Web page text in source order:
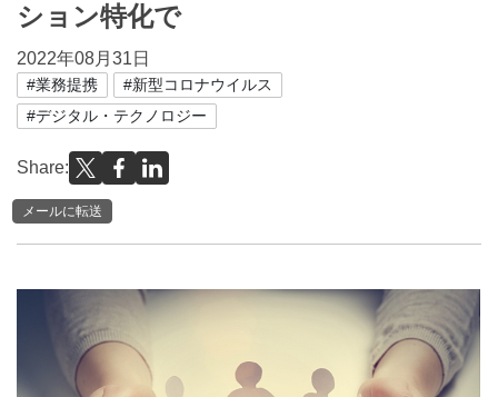
ション特化で
2022年08月31日
#業務提携
#新型コロナウイルス
#デジタル・テクノロジー
Share:
メールに転送